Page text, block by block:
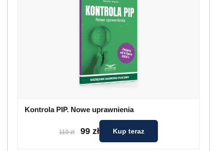
Kontrola PIP. Nowe uprawnienia
119 zł 99 zł Kup teraz